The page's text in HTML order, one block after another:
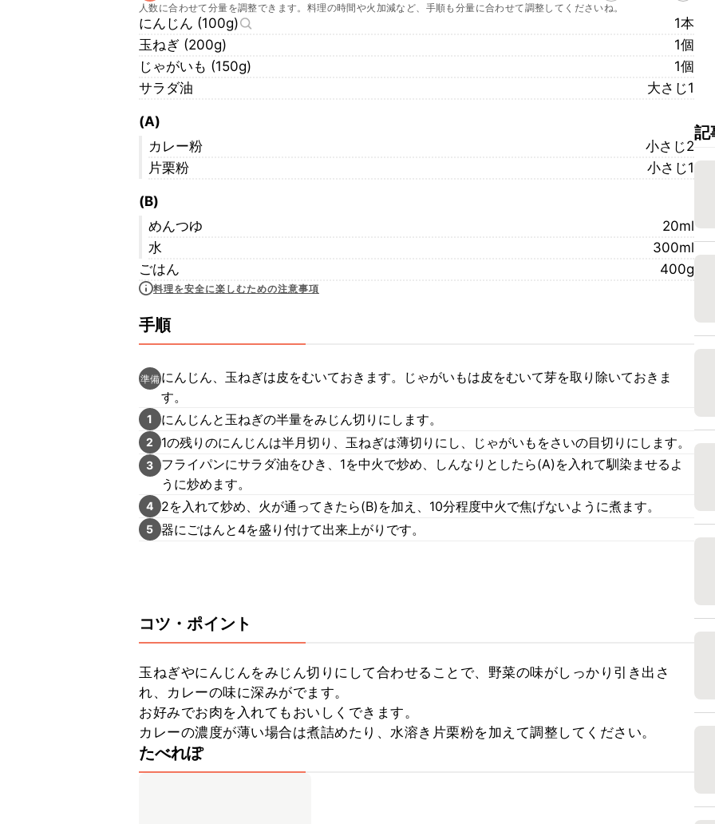
人数に合わせて分量を調整できます。料理の時間や火加減など、手順も分量に合わせて調整してくださいね。
にんじん (100g)
1本
玉ねぎ (200g)
1個
じゃがいも (150g)
1個
サラダ油
大さじ1
(A)
カレー粉
小さじ2
片栗粉
小さじ1
(B)
めんつゆ
20ml
水
300ml
ごはん
400g
料理を安全に楽しむための注意事項
手順
準備 にんじん、玉ねぎは皮をむいておきます。じゃがいもは皮をむいて芽を取り除いておきま
す。
1 にんじんと玉ねぎの半量をみじん切りにします。
2 1の残りのにんじんは半月切り、玉ねぎは薄切りにし、じゃがいもをさいの目切りにします。
3
フライパンにサラダ油をひき、1を中火で炒め、しんなりとしたら(A)を入れて馴染ませるよ
うに炒めます。
4 2を入れて炒め、火が通ってきたら(B)を加え、10分程度中火で焦げないように煮ます。
5 器にごはんと4を盛り付けて出来上がりです。
コツ・ポイント
玉ねぎやにんじんをみじん切りにして合わせることで、野菜の味がしっかり引き出さ
れ、カレーの味に深みがでます。
お好みでお肉を入れてもおいしくできます。
カレーの濃度が薄い場合は煮詰めたり、水溶き片栗粉を加えて調整してください。
たべれぽ
記